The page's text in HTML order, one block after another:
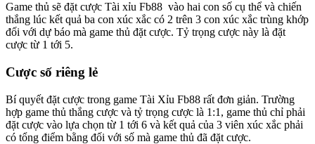
Game thủ sẽ đặt cược Tài xỉu Fb88 vào hai con số cụ thể và chiến
thắng lúc kết quả ba con xúc xắc có 2 trên 3 con xúc xắc trùng khớp
đối với dự báo mà game thủ đặt cược. Tỷ trọng cược này là đặt
cược từ 1 tới 5.
Cược số riêng lẻ
Bí quyết đặt cược trong game Tài Xỉu Fb88 rất đơn giản. Trường
hợp game thủ thắng cược và tỷ trọng cược là 1:1, game thủ chỉ phải
đặt cược vào lựa chọn từ 1 tới 6 và kết quả của 3 viên xúc xắc phải
có tổng điểm bằng đối với số mà game thủ đã đặt cược.